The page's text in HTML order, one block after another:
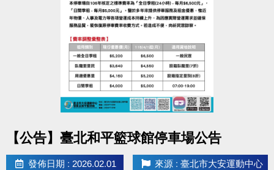
★點我查看完整課程簡章(開啟新視窗)★
報名辦法：現場報名、網路報名、APP報名
網路報名請點我(開啟新視窗)
▪︎ 大安APP 長佳Sports+ APP傳送門⬇
APPLE 傳送門點我(開啟新視窗)
google play 傳送門點我(開啟新視窗)
【公告】臺北和平籃球館停車場公告
發佈日期 : 2026.02.01 來源 : 臺北市大安運動中心